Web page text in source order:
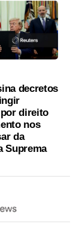
decretos
direito
nos
da
Suprema